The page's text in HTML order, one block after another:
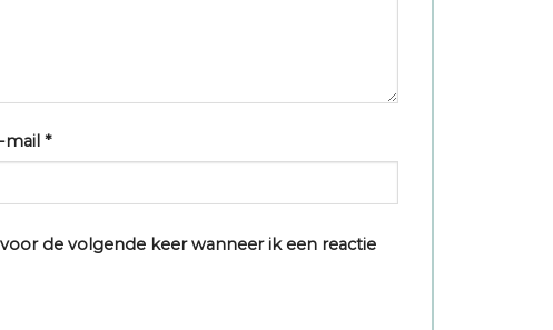
mail*
de volgende keer wanneer ik een reactie